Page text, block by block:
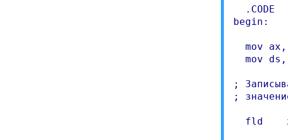
  .CODE
begin:
mov
mov
;
;
fld